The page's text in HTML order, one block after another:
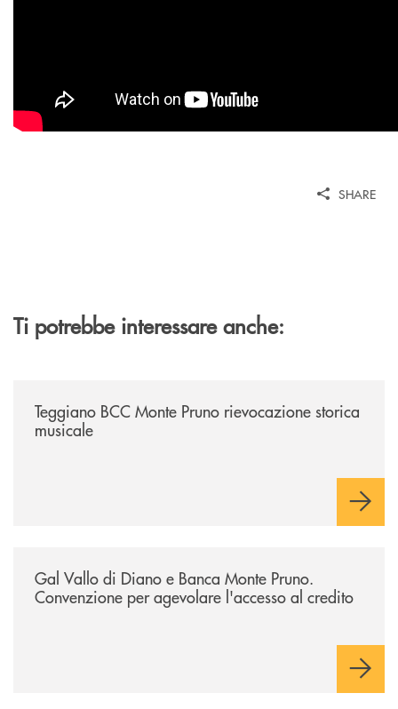
SHARE
Ti potrebbe interessare anche:
Teggiano BCC Monte Pruno rievocazione storica
musicale
Gal Vallo di Diano e Banca Monte Pruno.
Convenzione per agevolare l'accesso al credito